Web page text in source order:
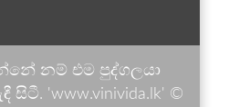
නම් එම පුද්ගලයා
'www.vinivida.lk' ©